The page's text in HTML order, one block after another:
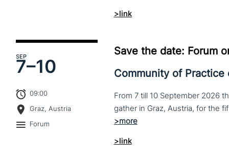
>link
SEP
7–10
09:00
Graz, Austria
Forum
Save the date: Forum
Community of Practice
From 7 till 10 September 2026
>link